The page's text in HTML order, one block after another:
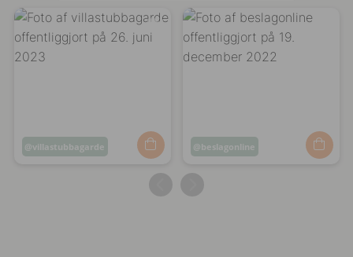
Opslag
villastubbagarde
Opslag
af
beslagonline